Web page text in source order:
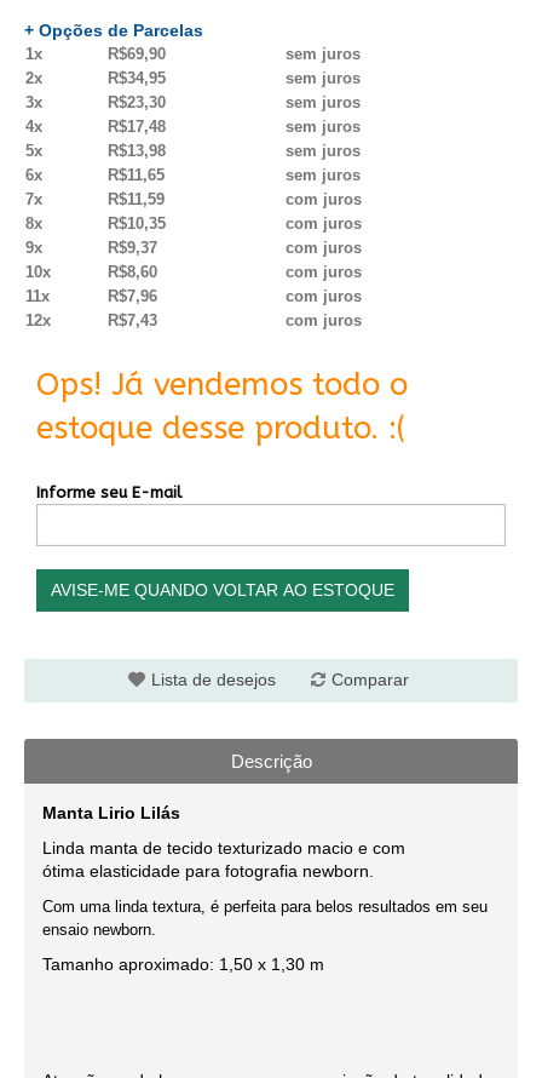
+ Opções de Parcelas
1x R$69,90
sem juros
2x
R$34,95
sem juros
3x
R$23,30
sem juros
4x
R$17,48
sem juros
5x
R$13,98
sem juros
6x
R$11,65
sem juros
7x
R$11,59
com juros
8x
R$10,35
com juros
9x
R$9,37
com juros
10x
R$8,60
com juros
11x
R$7,96
com juros
12x
R$7,43 com juros
Ops! Já vendemos todo o
estoque desse produto. :(
Informe seu E-mail
AVISE-ME QUANDO VOLTAR AO ESTOQUE
Lista de desejos Comparar
Descrição
Manta Lirio Lilás
Linda manta de tecido texturizado macio e com
ótima elasticidade para fotografia newborn
Com uma linda textura, é perfeita para belos resultados em seu
ensaio newborn.
Tamanho aproximado: 1,50 x 1,30 m